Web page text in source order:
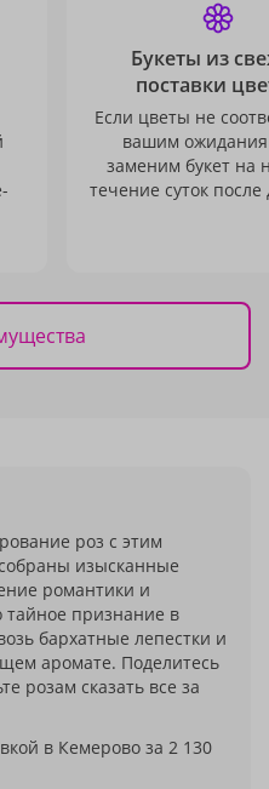
Букеты из
поставки
Если цветы не
вашим
заменим букет на
течение суток после
роз с этим
изысканные
романтики и
тайное признание в
бархатные лепестки и
аромате. Поделитесь
розам сказать все за
в Кемерово за 2 130